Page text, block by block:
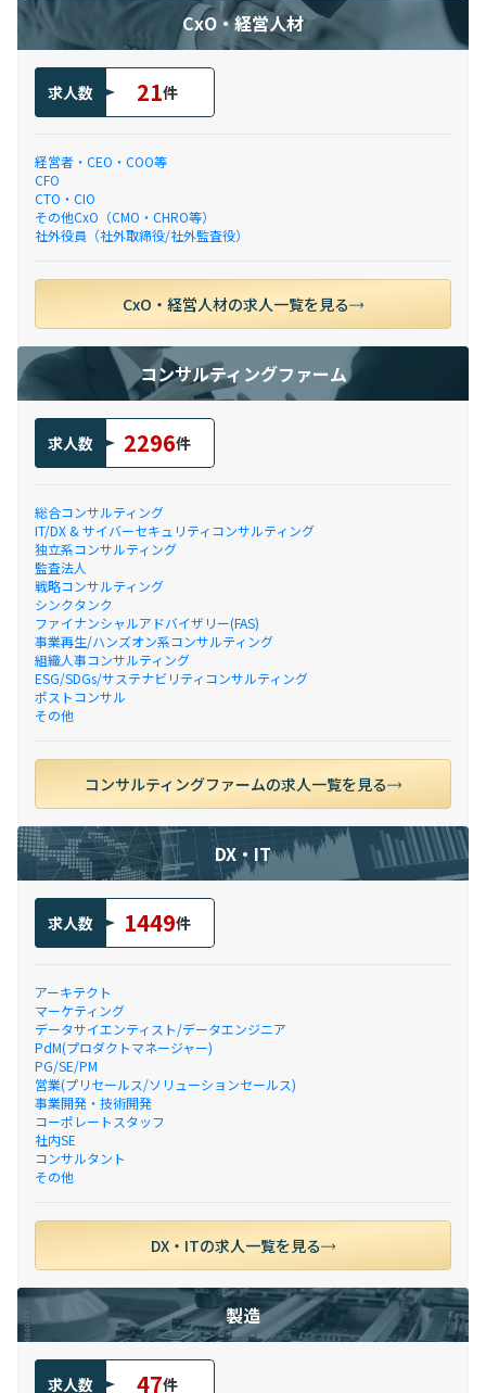
CxO・経営人材
求人数 21件
経営者・CEO・COO等
CFO
CTO・CIO
その他CxO（CMO・CHRO等）
社外役員（社外取締役/社外監査役）
CxO・経営人材の求人一覧を見る
コンサルティングファーム
求人数 2296件
総合コンサルティング
IT/DX & サイバーセキュリティコンサルティング
独立系コンサルティング
監査法人
戦略コンサルティング
シンクタンク
ファイナンシャルアドバイザリー(FAS)
事業再生/ハンズオン系コンサルティング
組織人事コンサルティング
ESG/SDGs/サステナビリティコンサルティング
ポストコンサル
その他
コンサルティングファームの求人一覧を見る
DX・IT
求人数 1449件
アーキテクト
マーケティング
データサイエンティスト/データエンジニア
PdM(プロダクトマネージャー)
PG/SE/PM
営業(プリセールス/ソリューションセールス)
事業開発・技術開発
コーポレートスタッフ
社内SE
コンサルタント
その他
DX・ITの求人一覧を見る
製造
求人数 47件